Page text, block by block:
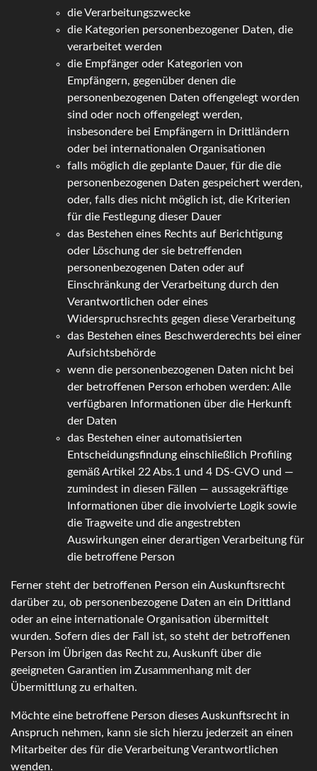
die Verarbeitungszwecke
die Kategorien personenbezogener Daten, die
verarbeitet werden
die Empfänger oder Kategorien von
Empfängern, gegenüber denen die
personenbezogenen Daten offengelegt worden
sind oder noch offengelegt werden,
insbesondere bei Empfängern in Drittländern
oder bei internationalen Organisationen
falls möglich die geplante Dauer, für die die
personenbezogenen Daten gespeichert werden,
oder, falls dies nicht möglich ist, die Kriterien
für die Festlegung dieser Dauer
das Bestehen eines Rechts auf Berichtigung
oder Löschung der sie betreffenden
personenbezogenen Daten oder auf
Einschränkung der Verarbeitung durch den
Verantwortlichen oder eines
Widerspruchsrechts gegen diese Verarbeitung
das Bestehen eines Beschwerderechts bei einer
Aufsichtsbehörde
wenn die personenbezogenen Daten nicht bei
der betroffenen Person erhoben werden: Alle
verfügbaren Informationen über die Herkunft
der Daten
das Bestehen einer automatisierten
Entscheidungsfindung einschließlich Profiling
gemäß Artikel 22 Abs.1 und 4 DS-GVO und —
zumindest in diesen Fällen — aussagekräftige
Informationen über die involvierte Logik sowie
die Tragweite und die angestrebten
Auswirkungen einer derartigen Verarbeitung für
die betroffene Person
Ferner steht der betroffenen Person ein Auskunftsrecht
darüber zu, ob personenbezogene Daten an ein Drittland
oder an eine internationale Organisation übermittelt
wurden. Sofern dies der Fall ist, so steht der betroffenen
Person im Übrigen das Recht zu, Auskunft über die
geeigneten Garantien im Zusammenhang mit der
Übermittlung zu erhalten.
Möchte eine betroffene Person dieses Auskunftsrecht in
Anspruch nehmen, kann sie sich hierzu jederzeit an einen
Mitarbeiter des für die Verarbeitung Verantwortlichen
wenden.